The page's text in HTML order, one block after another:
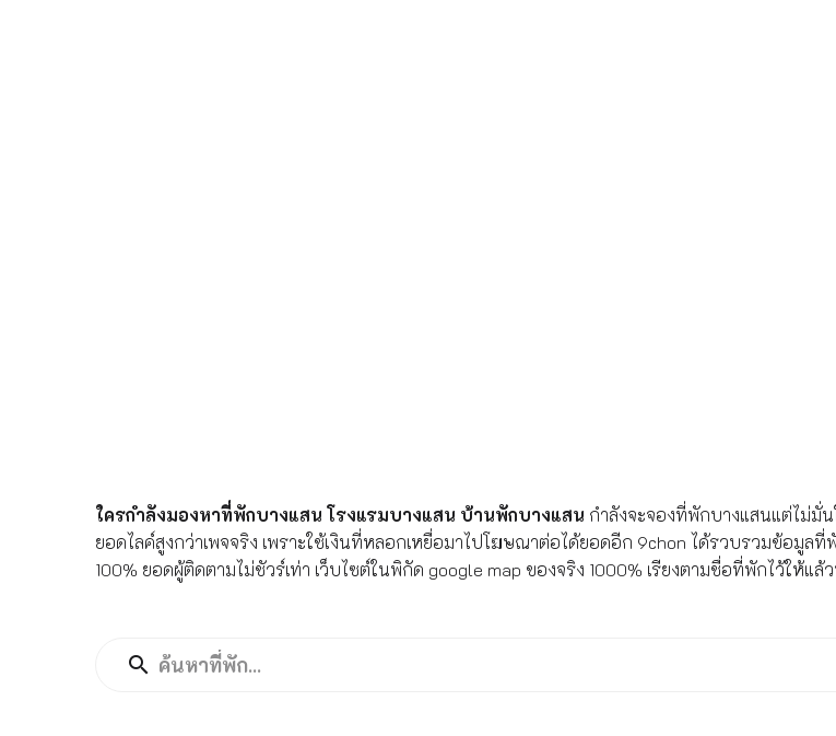
ใครกำลังมองหาที่พักบางแสน โรงแรมบางแสน บ้านพักบางแสน กำลังจะจองที่พักบางแสนแต่ไม่มั่
ยอดไลค์สูงกว่าเพจจริง เพราะใช้เงินที่หลอกเหยื่อมาไปโฆษณาต่อได้ยอดอีก 9chon ได้รวบรวมข้อมู
100% ยอดผู้ติดตามไม่ชัวร์เท่า เว็บไซต์ในพิกัด google map ของจริง 1000% เรียงตามชื่อที่พักไว้ให้แ